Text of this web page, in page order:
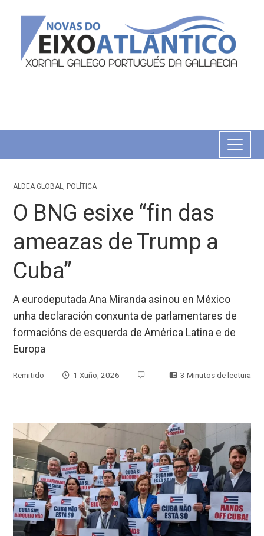
ALDEA GLOBAL, POLÍTICA
O BNG esixe “fin das
ameazas de Trump a
Cuba”
A eurodeputada Ana Miranda asinou en México
unha declaración conxunta de parlamentares de
formacións de esquerda de América Latina e de
Europa
Remitido 1 Xuño, 2026 3 Minutos de lectura